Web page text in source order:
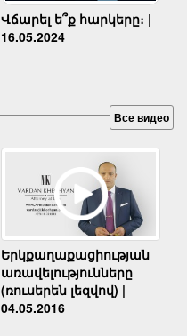
Վճարել ե՞ք հարկերը։ |
16.05.2024
Все видео
Երկքաղաքացիության
առավելությունները
(ռուսերեն լեզվով) |
04.05.2016